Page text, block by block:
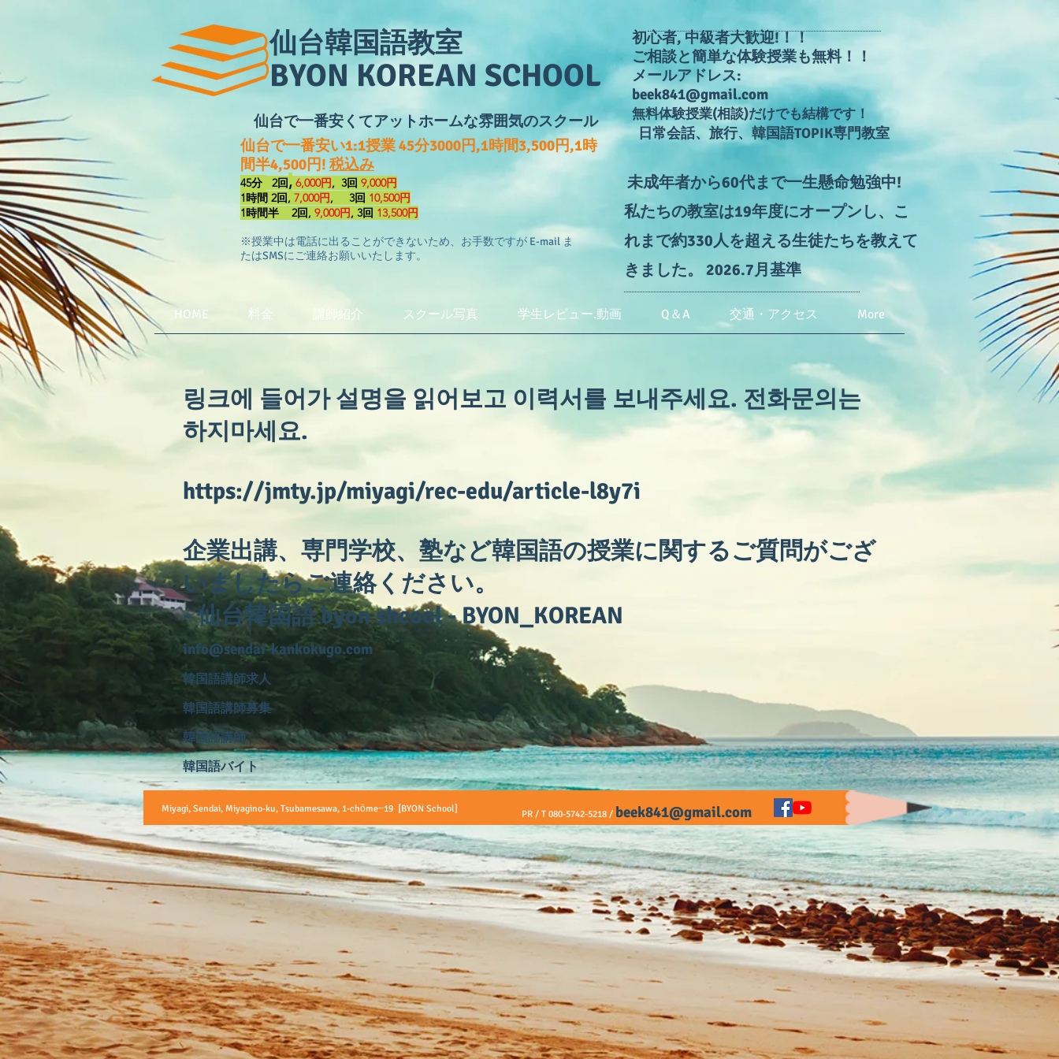
仙台韓国語教室
​BYON KOREAN SCHOOL
​仙台で一番安くてアットホームな雰囲気のスクール
仙台で一番安い1:1授業 45分3000円,1時間3,500円,1時
間半4,500円! 税込み
45分 2回, 6,000円, 3回 9,000円
1時間 2回, 7,000円, 3回 10,500円
1時間半 2回, 9,000円, 3回 13,500円
​初心者, 中級者大歓迎!！！
ご相談と簡単な体験授業も無料！！
メールアドレス:
beek841@gmail.com
無料体験授業(相談)だけでも結構です！
日常会話、旅行、韓国語TOPIK専門教室
未成年者から60代まで一生懸命勉強中!
私たちの教室は19年度にオープンし、こ
れまで約330人を超える生徒たちを教えて
きました。 2026.7月基準​
※授業中は電話に出ることができないため、お手数ですが E-mail ま
たはSMSにご連絡お願いいたします。
HOME 料金 講師紹介 スクール写真 学生レビュー.動画 Q＆A 交通・アクセス More
링크에 들어가 설명을 읽어보고 이력서를 보내주세요. 전화문의는
하지마세요.
https://jmty.jp/miyagi/rec-edu/article-l8y7i
企業出講、専門学校、塾など韓国語の授業に関するご質問がござ
いましたらご連絡ください。
- 仙台韓国語 byon shcool - BYON_KOREAN
info@sendai-kankokugo.com
韓国語講師求人
韓国語講師募集
韓国語講師
韓国語バイト
Miyagi, Sendai, Miyagino-ku, Tsubamesawa, 1-chōme−19 [BYON School] PR / T 080-5742-5218 / beek841@gmail.com